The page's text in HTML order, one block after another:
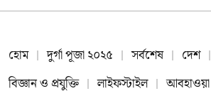
হোম দুর্গা পূজা ২০২৫ সর্বশেষ দেশ
বিজ্ঞান ও প্রযুক্তি
লাইফস্টাইল আবহাওয়া